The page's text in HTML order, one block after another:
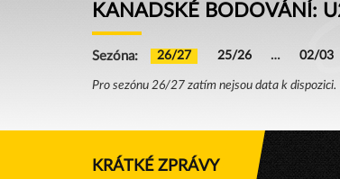
KANADSKÉ BODOVÁNÍ:
Sezóna: 26/27 25/26 … 02/03
Pro sezónu 26/27 zatím nejsou data k dispozici.
KRÁTKÉ ZPRÁVY